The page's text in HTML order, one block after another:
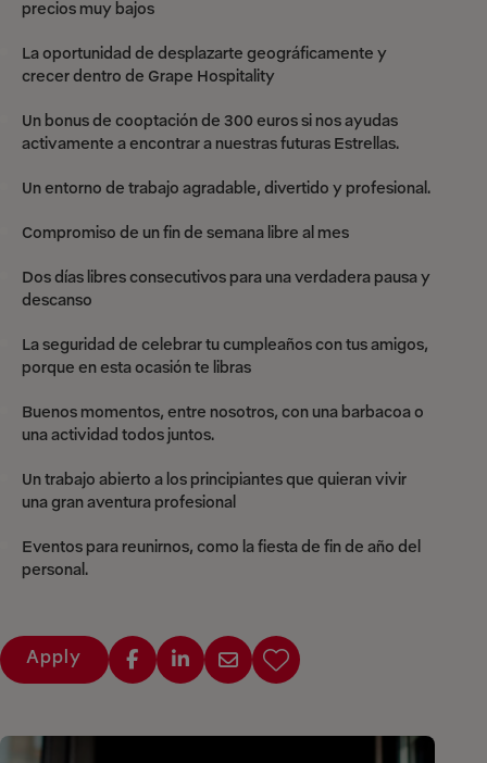
precios muy bajos
La oportunidad de desplazarte geográficamente y
crecer dentro de Grape Hospitality
Un bonus de cooptación de 300 euros si nos ayudas
activamente a encontrar a nuestras futuras Estrellas.
Un entorno de trabajo agradable, divertido y profesional.
Compromiso de un fin de semana libre al mes
Dos días libres consecutivos para una verdadera pausa y
descanso
La seguridad de celebrar tu cumpleaños con tus amigos,
porque en esta ocasión te libras
Buenos momentos, entre nosotros, con una barbacoa o
una actividad todos juntos.
Un trabajo abierto a los principiantes que quieran vivir
una gran aventura profesional
Eventos para reunirnos, como la fiesta de fin de año del
personal.
Apply